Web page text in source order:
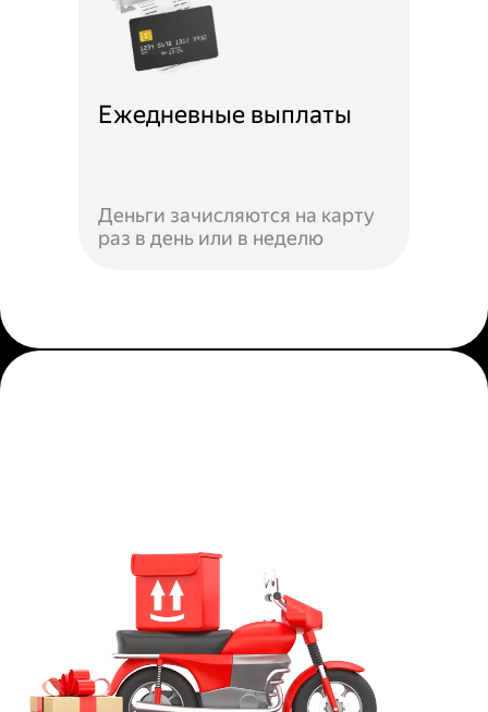
Ежедневные выплаты
Деньги зачисляются на карту
раз в день или в неделю